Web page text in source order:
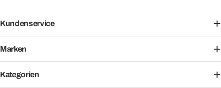
Kundenservice
Marken
Kategorien